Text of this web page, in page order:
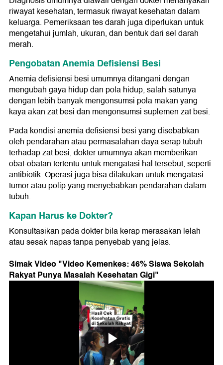
riwayat kesehatan, termasuk riwayat kesehatan dalam
keluarga. Pemeriksaan tes darah juga diperlukan untuk
mengetahui jumlah, ukuran, dan bentuk dari sel darah
merah.
Pengobatan Anemia Defisiensi Besi
Anemia defisiensi besi umumnya ditangani dengan
mengubah gaya hidup dan pola hidup, salah satunya
dengan lebih banyak mengonsumsi pola makan yang
kaya akan zat besi dan mengonsumsi suplemen zat besi.
Pada kondisi anemia defisiensi besi yang disebabkan
oleh pendarahan atau permasalahan daya serap tubuh
terhadap zat besi, dokter umumnya akan memberikan
obat-obatan tertentu untuk mengatasi hal tersebut, seperti
antibiotik. Operasi juga bisa dilakukan untuk mengatasi
tumor atau polip yang menyebabkan pendarahan dalam
tubuh.
Kapan Harus ke Dokter?
Konsultasikan pada dokter bila kerap merasakan lelah
atau sesak napas tanpa penyebab yang jelas.
Simak Video "Video Kemenkes: 46% Siswa Sekolah
Rakyat Punya Masalah Kesehatan Gigi"